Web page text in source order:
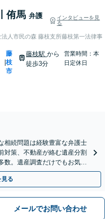
侑馬 弁護
インタビューを見
る
法人市民の森 藤枝支所藤枝第一法律事
藤
枝
市
藤枝駅から
徒歩3分
営業時間：本
日定休日
相続問題は経験豊富な弁護士
対策、不動産が絡む遺産分割
。遺産調査だけでもお気軽
る
メールでお問い合わせ